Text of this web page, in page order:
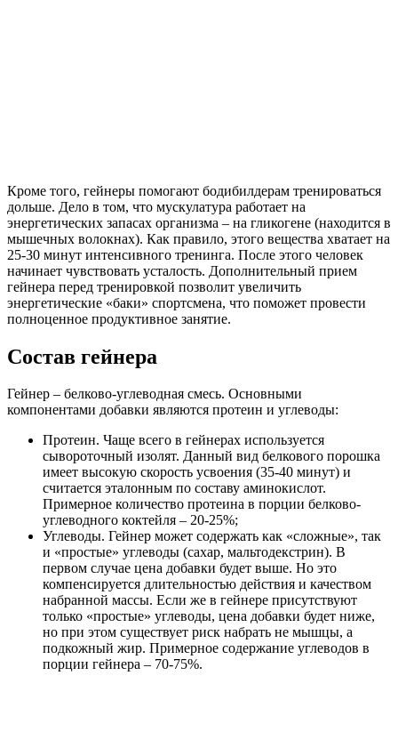
Кроме того, гейнеры помогают бодибилдерам тренироваться
дольше. Дело в том, что мускулатура работает на
энергетических запасах организма – на гликогене (находится в
мышечных волокнах). Как правило, этого вещества хватает на
25-30 минут интенсивного тренинга. После этого человек
начинает чувствовать усталость. Дополнительный прием
гейнера перед тренировкой позволит увеличить
энергетические «баки» спортсмена, что поможет провести
полноценное продуктивное занятие.
Состав гейнера
Гейнер – белково-углеводная смесь. Основными
компонентами добавки являются протеин и углеводы:
Протеин. Чаще всего в гейнерах используется
сывороточный изолят. Данный вид белкового порошка
имеет высокую скорость усвоения (35-40 минут) и
считается эталонным по составу аминокислот.
Примерное количество протеина в порции белково-
углеводного коктейля – 20-25%;
Углеводы. Гейнер может содержать как «сложные», так
и «простые» углеводы (сахар, мальтодекстрин). В
первом случае цена добавки будет выше. Но это
компенсируется длительностью действия и качеством
набранной массы. Если же в гейнере присутствуют
только «простые» углеводы, цена добавки будет ниже,
но при этом существует риск набрать не мышцы, а
подкожный жир. Примерное содержание углеводов в
порции гейнера – 70-75%.